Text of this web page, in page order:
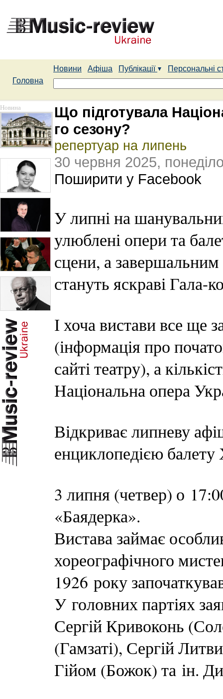
Новини Афіша Публікації
Персональні
Головна
Новина
Що підготувала
го сезону?
репертуар на липень
30 червня 2025,
Поширити у Facebook
У липні на
улюблені опери та
сцени, а завершальним
стануть яскраві Гала-
І хоча вистави все
(інформація про
сайті театру), а
Національна опера
Відкриває липневу
енциклопедією балету
3 липня (четвер) о
«Баядерка».
Вистава займає
хореографічного
1926 року
У головних партіях
Сергій Кривоконь
(Гамзаті), Сергій
Гійом (Божок) та ін.